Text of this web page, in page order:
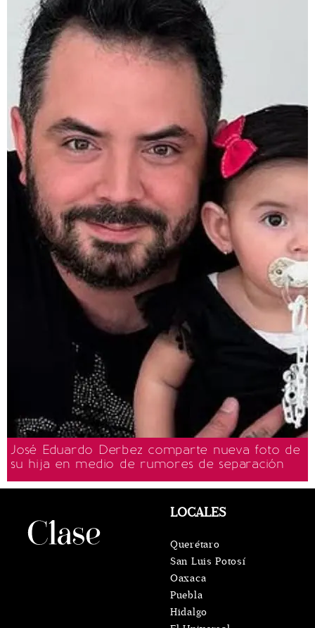
José Eduardo Derbez comparte nueva foto de
su hija en medio de rumores de separación
LOCALES
Querétaro
San Luis Potosí
Oaxaca
Puebla
Hidalgo